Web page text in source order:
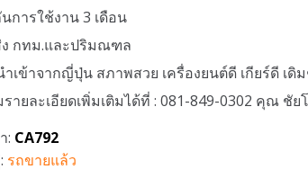
การใช้งาน 3 เดือน
ง กทม.และปริมณฑล
เข้าจากญี่ปุ่น สภาพสวย เครื่องยนต์ดี เกียร์ดี เดิ
ายละเอียดเพิ่มเติมได้ที่ : 081-849-0302 คุณ ชัย
: CA792
รถขายแล้ว